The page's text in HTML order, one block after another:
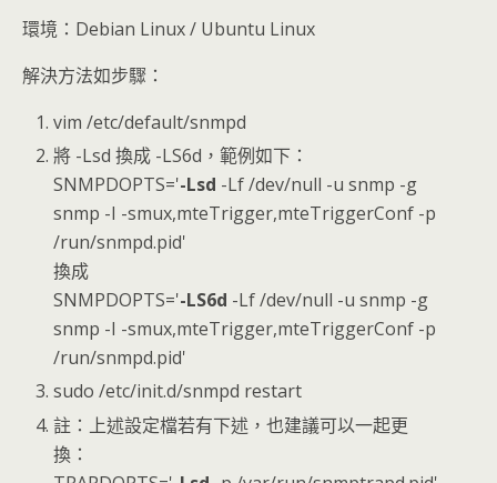
環境：Debian Linux / Ubuntu Linux
解決方法如步驟：
vim /etc/default/snmpd
將 -Lsd 換成 -LS6d，範例如下：
SNMPDOPTS='-Lsd -Lf /dev/null -u snmp -g
snmp -I -smux,mteTrigger,mteTriggerConf -p
/run/snmpd.pid'
換成
SNMPDOPTS='-LS6d -Lf /dev/null -u snmp -g
snmp -I -smux,mteTrigger,mteTriggerConf -p
/run/snmpd.pid'
sudo /etc/init.d/snmpd restart
註：上述設定檔若有下述，也建議可以一起更
換：